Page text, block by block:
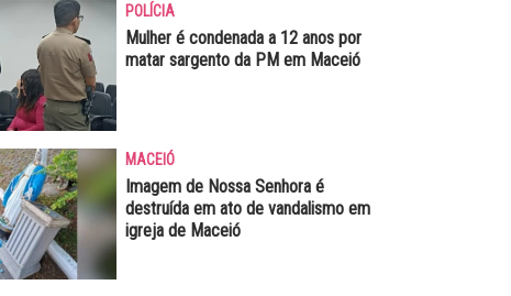
POLÍCIA
Mulher é condenada a 12 anos por
matar sargento da PM em Maceió
MACEIÓ
Imagem de Nossa Senhora é
destruída em ato de vandalismo em
igreja de Maceió